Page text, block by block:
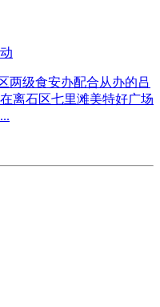
两级食安办配合从办的吕
离石区七里滩美特好广场